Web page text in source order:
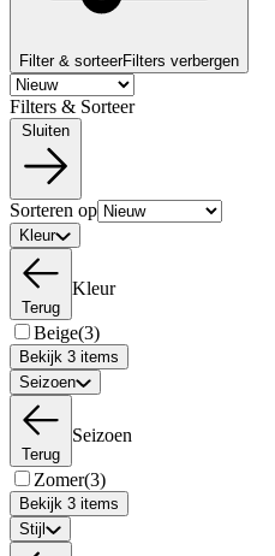
Filter & sorteerFilters verbergen
Filters & Sorteer
Sorteren op
Kleur
Terug
Kleur
Beige(3)
Bekijk 3 items
Seizoen
Terug
Seizoen
Zomer(3)
Bekijk 3 items
Stijl